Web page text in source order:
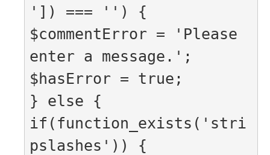
']) === '') {
$commentError = 'Please
enter a message.';
$hasError = true;
} else {
if(function_exists('stri
pslashes')) {